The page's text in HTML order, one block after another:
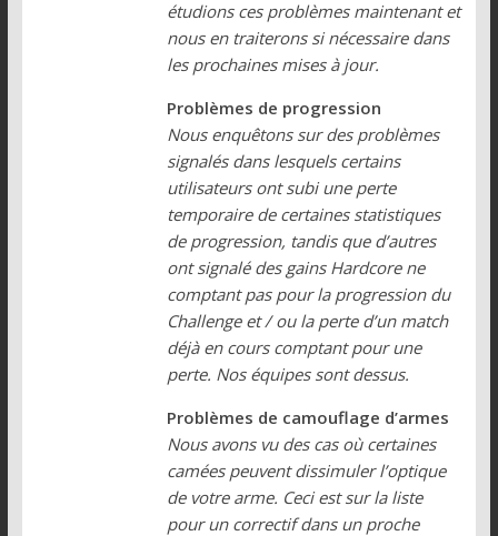
étudions ces problèmes maintenant et
nous en traiterons si nécessaire dans
les prochaines mises à jour.
Problèmes de progression
Nous enquêtons sur des problèmes
signalés dans lesquels certains
utilisateurs ont subi une perte
temporaire de certaines statistiques
de progression, tandis que d’autres
ont signalé des gains Hardcore ne
comptant pas pour la progression du
Challenge et / ou la perte d’un match
déjà en cours comptant pour une
perte. Nos équipes sont dessus.
Problèmes de camouflage d’armes
Nous avons vu des cas où certaines
camées peuvent dissimuler l’optique
de votre arme. Ceci est sur la liste
pour un correctif dans un proche